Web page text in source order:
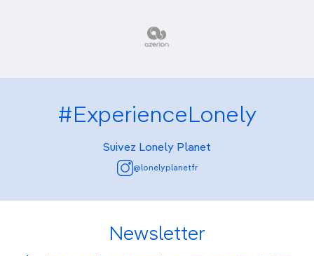
#ExperienceLonely
Suivez Lonely Planet
@lonelyplanetfr
Newsletter